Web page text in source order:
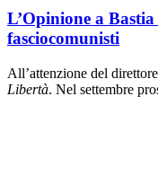
L’Opinione a
fasciocomunisti
All’attenzione del
Libertà. Nel settembre